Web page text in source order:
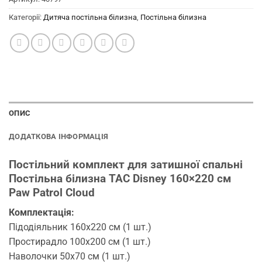
Категорії: Дитяча постільна білизна Постільна білизна
ОПИС
ДОДАТКОВА ІНФОРМАЦІЯ
Постільний комплект для затишної спальні
Постільна білизна TAC Disney 160×220 см
Paw Patrol Cloud
Комплектація:
Підодіяльник 160х220 см (1 шт.)
Простирадло 100х200 см (1 шт.)
Наволочки 50х70 см (1 шт.)